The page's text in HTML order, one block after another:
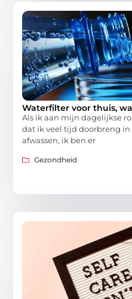
Waterfilter voor thuis,
Als ik aan mijn dagelijkse
dat ik veel tijd doorbreng
afwassen, ik ben er
Gezondheid